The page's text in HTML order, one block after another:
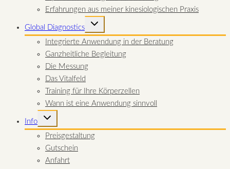
Erfahrungen aus meiner kinesiologischen Praxis
Global Diagnostics
UNTERMENÜ
Integrierte Anwendung in der Beratung
Ganzheitliche Begleitung
Die Messung
Das Vitalfeld
Training für Ihre Körperzellen
Wann ist eine Anwendung sinnvoll
Info
UNTERMENÜ
Preisgestaltung
Gutschein
Anfahrt